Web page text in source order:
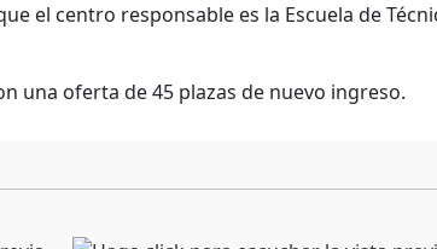
el centro responsable es la Escuela de
una oferta de 45 plazas de nuevo ingreso.